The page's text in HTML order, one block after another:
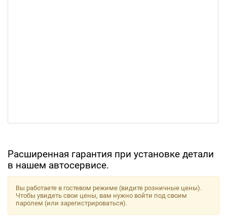
Расширенная гарантия при установке детали
в нашем автосервисе.
Вы работаете в гостевом режиме (видите розничные цены).
Чтобы увидеть свои цены, вам нужно войти под своим
паролем (или зарегистрироваться).